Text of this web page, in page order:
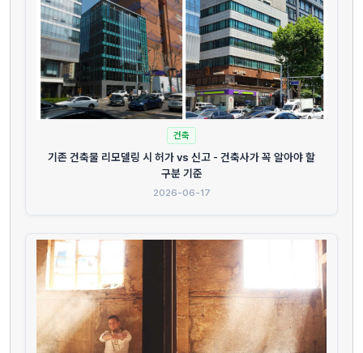
건축
기존 건축물 리모델링 시 허가 vs 신고 - 건축사가 꼭 알아야 할
구분 기준
2026-06-17